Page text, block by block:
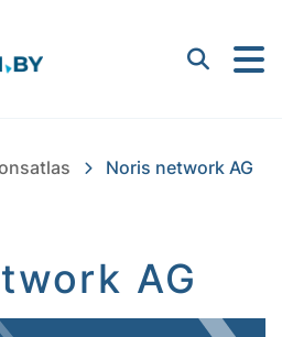
Bayern Innovativ GmbH
Suchen
Noris network AG
AG